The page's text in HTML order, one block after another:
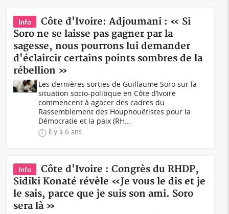
Info
Côte d'Ivoire: Adjoumani : « Si
Soro ne se laisse pas gagner par la
sagesse, nous pourrons lui demander
d'éclaircir certains points sombres de la
rébellion »
Les dernières sorties de Guillaume Soro sur la
situation socio-politique en Côte d’Ivoire
commencent à agacer des cadres du
Rassemblement des Houphouëtistes pour la
Démocratie et la paix (RH...
il y a 6 ans
Info
Côte d'Ivoire : Congrès du RHDP,
Sidiki Konaté révèle «Je vous le dis et je
le sais, parce que je suis son ami. Soro
sera là »